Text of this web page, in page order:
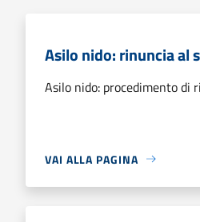
Asilo nido: rinuncia al
Asilo nido: procedimento di
VAI ALLA PAGINA